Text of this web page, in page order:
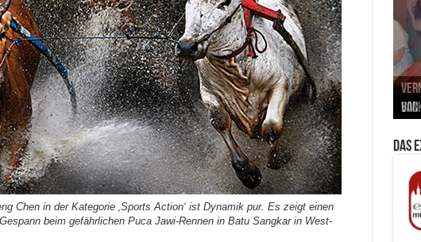
Chen in der Kategorie ‚Sports Action‘ ist Dynamik pur. Es zeigt einen
beim gefährlichen Puca Jawi-Rennen in Batu Sangkar in West-
Zu
Das